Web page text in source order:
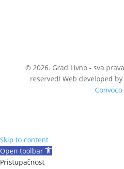
© 2026. Grad Livno - sva
reserved! Web developed by
Convoco
Skip to content
Open toolbar
Pristupačnost